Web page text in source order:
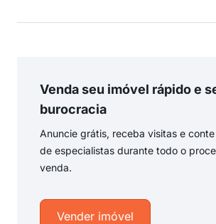
Venda seu imóvel rápido e
burocracia
Anuncie grátis, receba visitas e
de especialistas durante todo o
venda.
Vender imóvel